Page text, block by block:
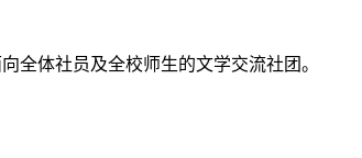
全体社员及全校师生的文学交流社团。